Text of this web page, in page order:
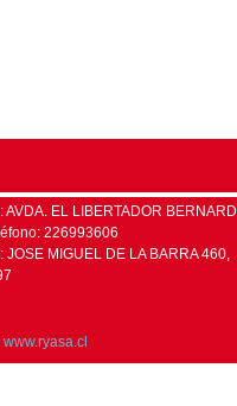
AVDA. EL LIBERTADOR
226993606
JOSE MIGUEL DE LA BARRA 460,
www.ryasa.cl